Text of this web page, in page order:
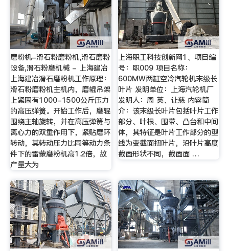
磨粉机-滑石粉磨粉机,滑石磨粉
设备,滑石粉磨机械 - 上海建冶
上海建冶滑石磨粉机工作原理：
滑石粉磨粉机主机内，磨辊吊架
上紧固有1000-1500公斤压力
的高压弹簧。开始工作后，磨辊
围绕主轴旋转，并在高压弹簧与
离心力的双重作用下，紧贴磨环
转动，其转动压力比同等动力条
件下的雷蒙磨粉机高1.2倍，故
产量大为
上海职工科技创新网1、项目编
号：职009 项目名称：
600MW两缸空冷汽轮机末级长
叶片 发明单位：上海汽轮机厂
发明人：周 英、让慈 内容简
介：该末级长叶片包括叶片工作
部分、叶根、围带、凸台和中间
体，其特征是叶片工作部分的型
线为变截面扭叶片，沿叶片高度
截面形状不同，截面面 …